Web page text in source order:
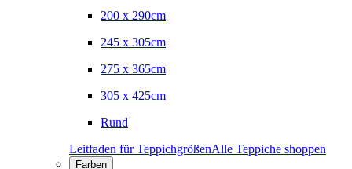
200 x 290cm
245 x 305cm
275 x 365cm
305 x 425cm
Rund
Leitfaden für TeppichgrößenAlle Teppiche shoppen
Farben